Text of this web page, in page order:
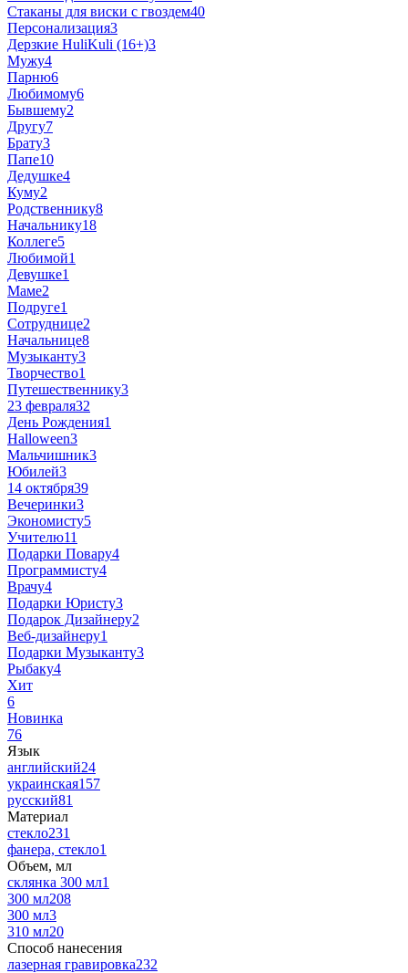
Стаканы для виски с гвоздем40
Персонализация3
Дерзкие HuliKuli (16+)3
Мужу4
Парню6
Любимому6
Бывшему2
Другу7
Брату3
Папе10
Дедушке4
Куму2
Родственнику8
Начальнику18
Коллеге5
Любимой1
Девушке1
Маме2
Подруге1
Сотруднице2
Начальнице8
Музыканту3
Творчество1
Путешественнику3
23 февраля32
День Рождения1
Halloween3
Мальчишник3
Юбилей3
14 октября39
Вечеринки3
Экономисту5
Учителю11
Подарки Повару4
Программисту4
Врачу4
Подарки Юристу3
Подарок Дизайнеру2
Веб-дизайнеру1
Подарки Музыканту3
Рыбаку4
Хит
6
Новинка
76
Язык
английский24
украинская157
русский81
Материал
стекло231
фанера, стекло1
Объем, мл
склянка 300 мл1
300 мл208
300 мл3
310 мл20
Способ нанесения
лазерная гравировка232